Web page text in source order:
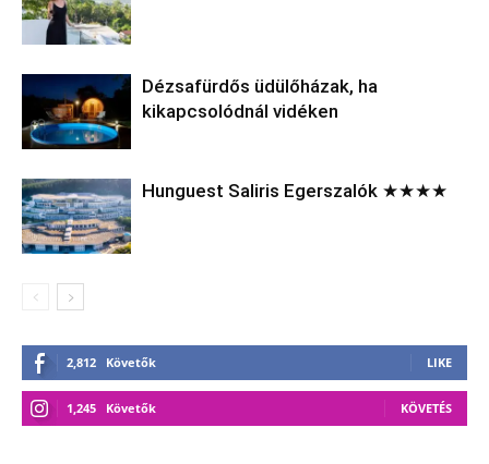
Dézsafürdős üdülőházak, ha
kikapcsolódnál vidéken
Hunguest Saliris Egerszalók ★★★★
2,812 Követők LIKE
1,245 Követők KÖVETÉS